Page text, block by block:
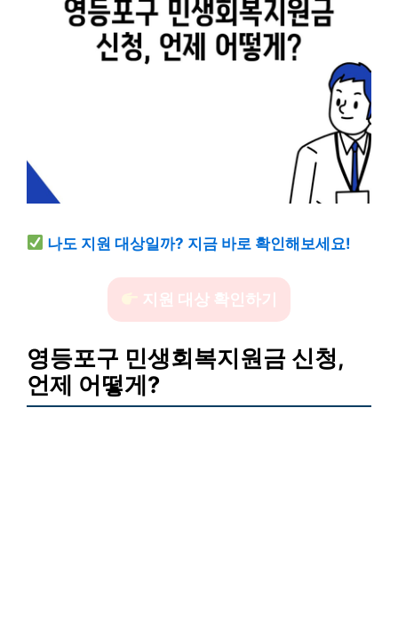
나도 지원 대상일까? 지금 바로 확인해보세요!
지원 대상 확인하기
영등포구 민생회복지원금 신청,
언제 어떻게?